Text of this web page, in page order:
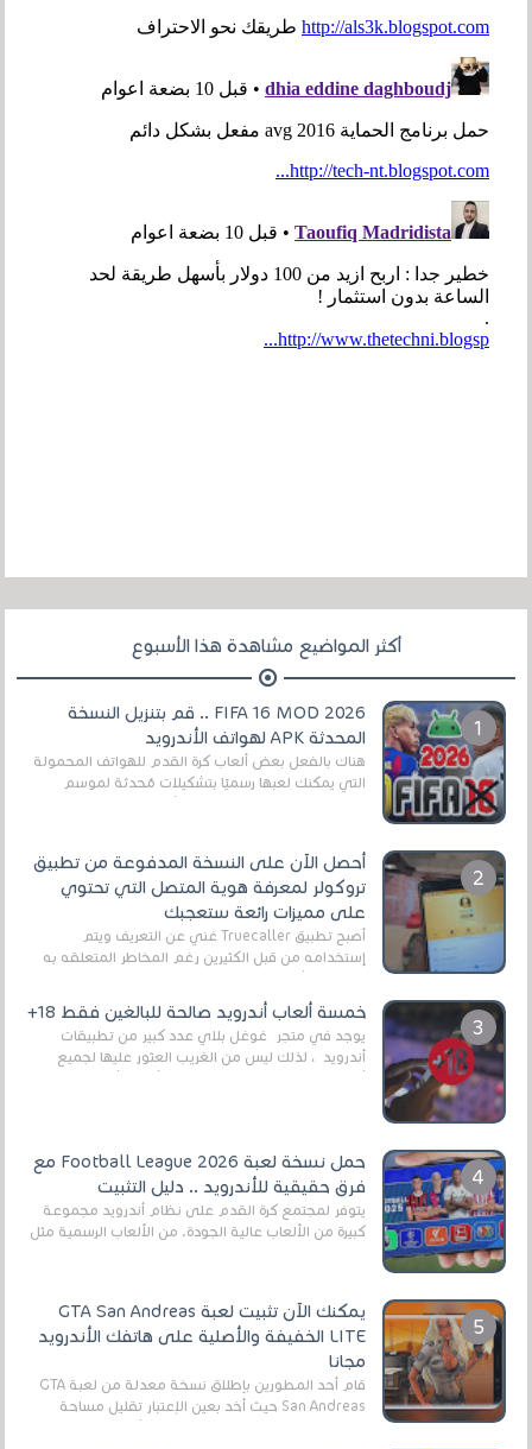
أكثر المواضيع مشاهدة هذا الأسبوع
FIFA 16 MOD 2026 .. قم بتنزيل النسخة
المحدثة APK لهواتف الأندرويد
هناك بالفعل بعض ألعاب كرة القدم للهواتف المحمولة
التي يمكنك لعبها رسميًا بتشكيلات مُحدثة لموسم
أحصل الآن على النسخة المدفوعة من تطبيق
تروكولر لمعرفة هوية المتصل التي تحتوي
على مميزات رائعة ستعجبك
أصبح تطبيق Truecaller غني عن التعريف ويتم
إستخدامه من قبل الكثيرين رغم المخاطر المتعلقه به
خمسة ألعاب أندرويد صالحة للبالغين فقط 18+
يوجد في متجر غوغل بلاي عدد كبير من تطبيقات
أندرويد ، لذلك ليس من الغريب العثور عليها لجميع
حمل نسخة لعبة Football League 2026 مع
فرق حقيقية للأندرويد .. دليل التثبيت
يتوفر لمجتمع كرة القدم على نظام أندرويد مجموعة
كبيرة من الألعاب عالية الجودة. من الألعاب الرسمية مثل
يمكنك الآن تثبيت لعبة GTA San Andreas
LITE الخفيفة والأصلية على هاتفك الأندرويد
مجانا
قام أحد المطورين بإطلاق نسخة معدلة من لعبة GTA
San Andreas حيث أخد بعين الإعتبار تقليل مساحة